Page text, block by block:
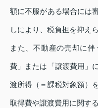
額に不服がある場合には
しにより、税負担を抑え
また、不動産の売却に
費」または「譲渡費用」
渡所得（＝課税対象額）
取得費や譲渡費用に関す